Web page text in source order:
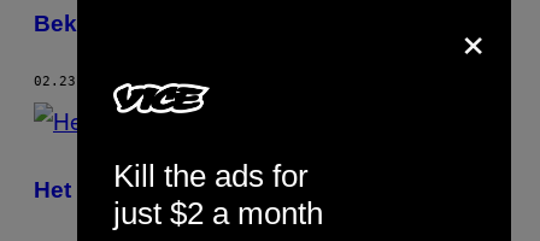
Bekentenissen van een kalende man
02.23.17 DOORJORDAN FOISY
Het schuldgevoel van de oudste broer
×
Kill the ads for
just $2 a month